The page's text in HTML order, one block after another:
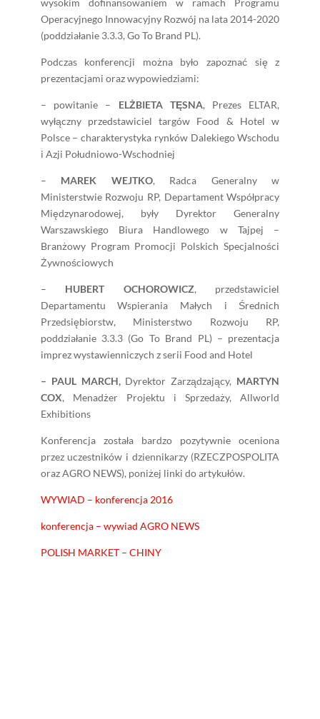
wysokim dofinansowaniem w ramach Programu
Operacyjnego Innowacyjny Rozwój na lata 2014-2020
(poddziałanie 3.3.3, Go To Brand PL).
Podczas konferencji można było zapoznać się z
prezentacjami oraz wypowiedziami:
– powitanie – ELŻBIETA TĘSNA, Prezes ELTAR,
wyłączny przedstawiciel targów Food & Hotel w
Polsce – charakterystyka rynków Dalekiego Wschodu
i Azji Południowo-Wschodniej
– MAREK WEJTKO, Radca Generalny w
Ministerstwie Rozwoju RP, Departament Współpracy
Międzynarodowej, były Dyrektor Generalny
Warszawskiego Biura Handlowego w Tajpej –
Branżowy Program Promocji Polskich Specjalności
Żywnościowych
– HUBERT OCHOROWICZ, przedstawiciel
Departamentu Wspierania Małych i Średnich
Przedsiębiorstw, Ministerstwo Rozwoju RP,
poddziałanie 3.3.3 (Go To Brand PL) – prezentacja
imprez wystawienniczych z serii Food and Hotel
– PAUL MARCH,Dyrektor Zarządzający, MARTYN
COX, Menadżer Projektu i Sprzedaży, Allworld
Exhibitions
Konferencja została bardzo pozytywnie oceniona
przez uczestników i dziennikarzy (RZECZPOSPOLITA
oraz AGRO NEWS), poniżej linki do artykułów.
WYWIAD – konferencja 2016
konferencja – wywiad AGRO NEWS
POLISH MARKET – CHINY